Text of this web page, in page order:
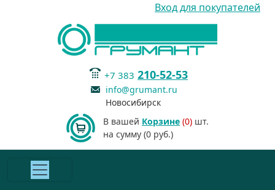
Вход для покупателей
+7 383 210-52-53
info@grumant.ru
Новосибирск
В вашей Корзине (0) шт.
на сумму (0 руб.)